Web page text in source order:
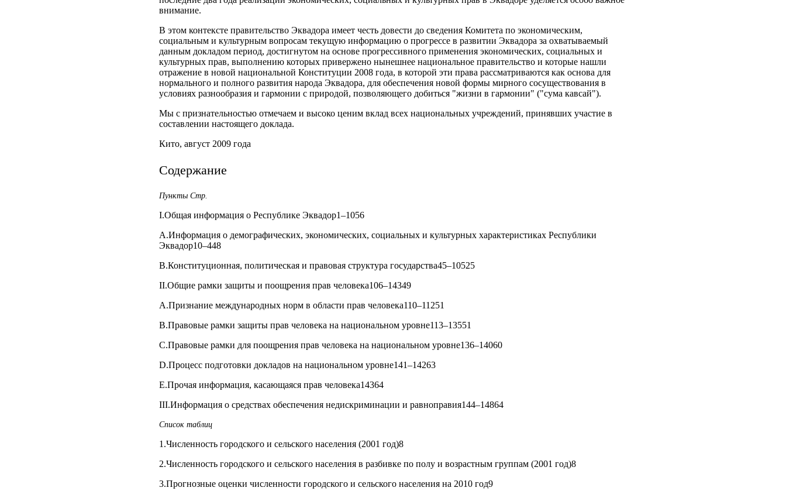
внимание.
В этом контексте правительство Эквадора имеет честь довести до сведения Комитета по экономическим,
социальным и культурным вопросам текущую информацию о прогрессе в развитии Эквадора за охватываемый
данным докладом период, достигнутом на основе прогрессивного применения экономических, социальных и
культурных прав, выполнению которых привержено нынешнее национальное правительство и которые нашли
отражение в новой национальной Конституции 2008 года, в которой эти права рассматриваются как основа для
нормального и полного развития народа Эквадора, для обеспечения новой формы мирного сосуществования в
условиях разнообразия и гармонии с природой, позволяющего добиться "жизни в гармонии" ("сума кавсай").
Мы с признательностью отмечаем и высоко ценим вклад всех национальных учреждений, принявших участие в
составлении настоящего доклада.
Кито, август 2009 года
Содержание
Пункты Стр.
I.Общая информация о Республике Эквадор1–1056
A.Информация о демографических, экономических, социальных и культурных характеристиках Республики
Эквадор10–448
B.Конституционная, политическая и правовая структура государства45–10525
II.Общие рамки защиты и поощрения прав человека106–14349
A.Признание международных норм в области прав человека110–11251
B.Правовые рамки защиты прав человека на национальном уровне113–13551
C.Правовые рамки для поощрения прав человека на национальном уровне136–14060
D.Процесс подготовки докладов на национальном уровне141–14263
E.Прочая информация, касающаяся прав человека14364
III.Информация о средствах обеспечения недискриминации и равноправия144–14864
Список таблиц
1.Численность городского и сельского населения (2001 год)8
2.Численность городского и сельского населения в разбивке по полу и возрастным группам (2001 год)8
3.Прогнозные оценки численности городского и сельского населения на 2010 год9